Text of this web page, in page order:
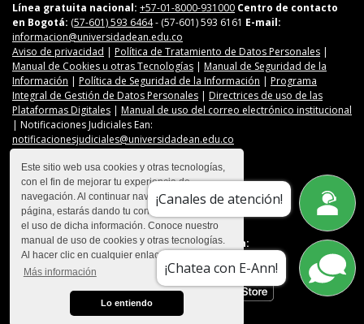
Este sitio web usa cookies y otras tecnologías,
con el fin de mejorar tu experiencia de
navegación. Al continuar navegando en esta
página, estarás dando tu consentimiento para
el uso de dicha información. Conoce nuestro
manual de uso de cookies y otras tecnologías.
Al hacer clic en cualquier enlace
Más información
Lo entiendo
¡Chatea con E-Ann!
¡Canales de atención!
Línea gratuita nacional: +57-01-8000-931000 Centro de contacto
en Bogotá: (57-601) 593 6464- (57-601) 593 6161 E-mail:
informacion@universidadean.edu.co
Aviso de privacidad
Política de Tratamiento de Datos Personales
Manual de Cookies u otras Tecnologías
Manual de Seguridad de la
Información
Política de Seguridad de la Información
Programa
Integral de Gestión de Datos Personales
Directrices de uso de las
Plataformas Digitales
Manual de uso del correo electrónico institucional
| Notificaciones Judiciales Ean:
notificacionesjudiciales@universidadean.edu.co
Contáctanos
Menú Redes Sociales
Descarga nuestra app en: